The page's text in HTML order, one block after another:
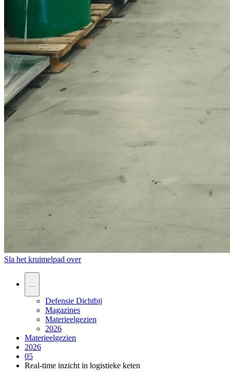
Sla het kruimelpad over
Defensie Dichtbij
Magazines
Materieelgezien
2026
Materieelgezien
2026
05
Real-time inzicht in logistieke keten